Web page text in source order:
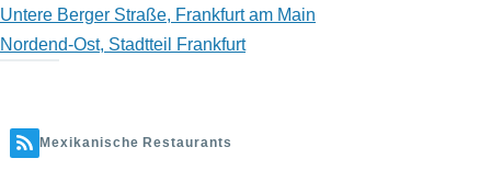
Untere Berger Straße, Frankfurt am Main
Nordend-Ost, Stadtteil Frankfurt
Mexikanische Restaurants